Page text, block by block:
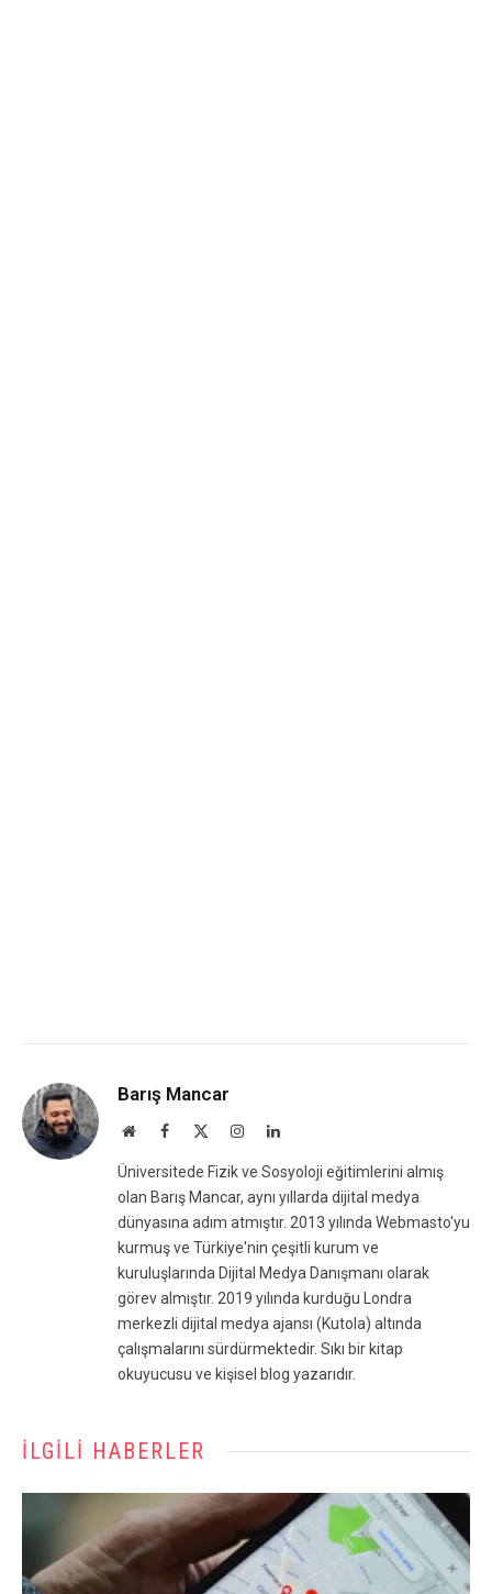
Barış Mancar
WebsiteFacebook InstagramLinkedIn
Üniversitede Fizik ve Sosyoloji eğitimlerini almış
olan Barış Mancar, aynı yıllarda dijital medya
dünyasına adım atmıştır. 2013 yılında Webmasto'yu
kurmuş ve Türkiye'nin çeşitli kurum ve
kuruluşlarında Dijital Medya Danışmanı olarak
görev almıştır. 2019 yılında kurduğu Londra
merkezli dijital medya ajansı (Kutola) altında
çalışmalarını sürdürmektedir. Sıkı bir kitap
okuyucusu ve kişisel blog yazarıdır.
İLGILI HABERLER